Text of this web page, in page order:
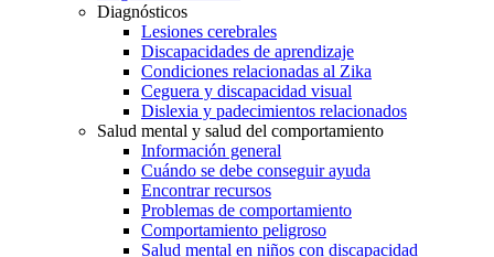
Diagnósticos
Lesiones cerebrales
Discapacidades de aprendizaje
Condiciones relacionadas al Zika
Ceguera y discapacidad visual
Dislexia y padecimientos relacionados
Salud mental y salud del comportamiento
Información general
Cuándo se debe conseguir ayuda
Encontrar recursos
Problemas de comportamiento
Comportamiento peligroso
Salud mental en niños con discapacidad